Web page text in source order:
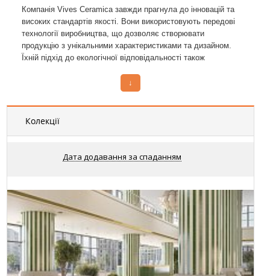
Компанія Vives Ceramica завжди прагнула до інновацій та
високих стандартів якості. Вони використовують передові
технології виробництва, що дозволяє створювати
продукцію з унікальними характеристиками та дизайном.
Їхній підхід до екологічної відповідальності також
розвиток у свої виробничі процеси.
1957 рік
1960-ті роки: Розширення виробничих потужностей та
виробничих процесів.
Сьогодення: Vives Ceramica є одним із провідних
виробників керамічної плитки у світі.
Продукція Vives Ceramica включає широкий асортимент
керамічної плитки для різних застосувань, таких як
кахель на підлогу під дерево
керамограніт за доступною
↓
Колекції
Дата додавання за спаданням